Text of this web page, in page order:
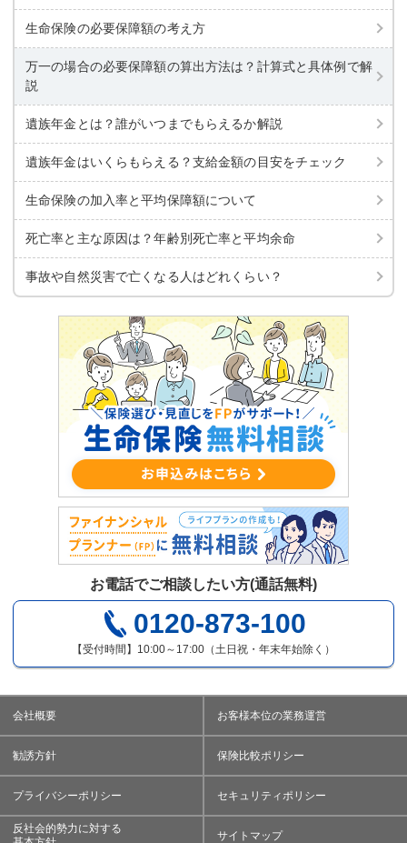
生命保険の必要保障額の考え方
万一の場合の必要保障額の算出方法は？計算式と具体例で解
説
遺族年金とは？誰がいつまでもらえるか解説
遺族年金はいくらもらえる？支給金額の目安をチェック
生命保険の加入率と平均保障額について
死亡率と主な原因は？年齢別死亡率と平均余命
事故や自然災害で亡くなる人はどれくらい？
お電話でご相談したい方(通話無料)
0120-873-100
【受付時間】10:00～17:00（土日祝・年末年始除く）
会社概要 お客様本位の業務運営
勧誘方針 保険比較ポリシー
プライバシーポリシー セキュリティポリシー
反社会的勢力に対する
サイトマップ